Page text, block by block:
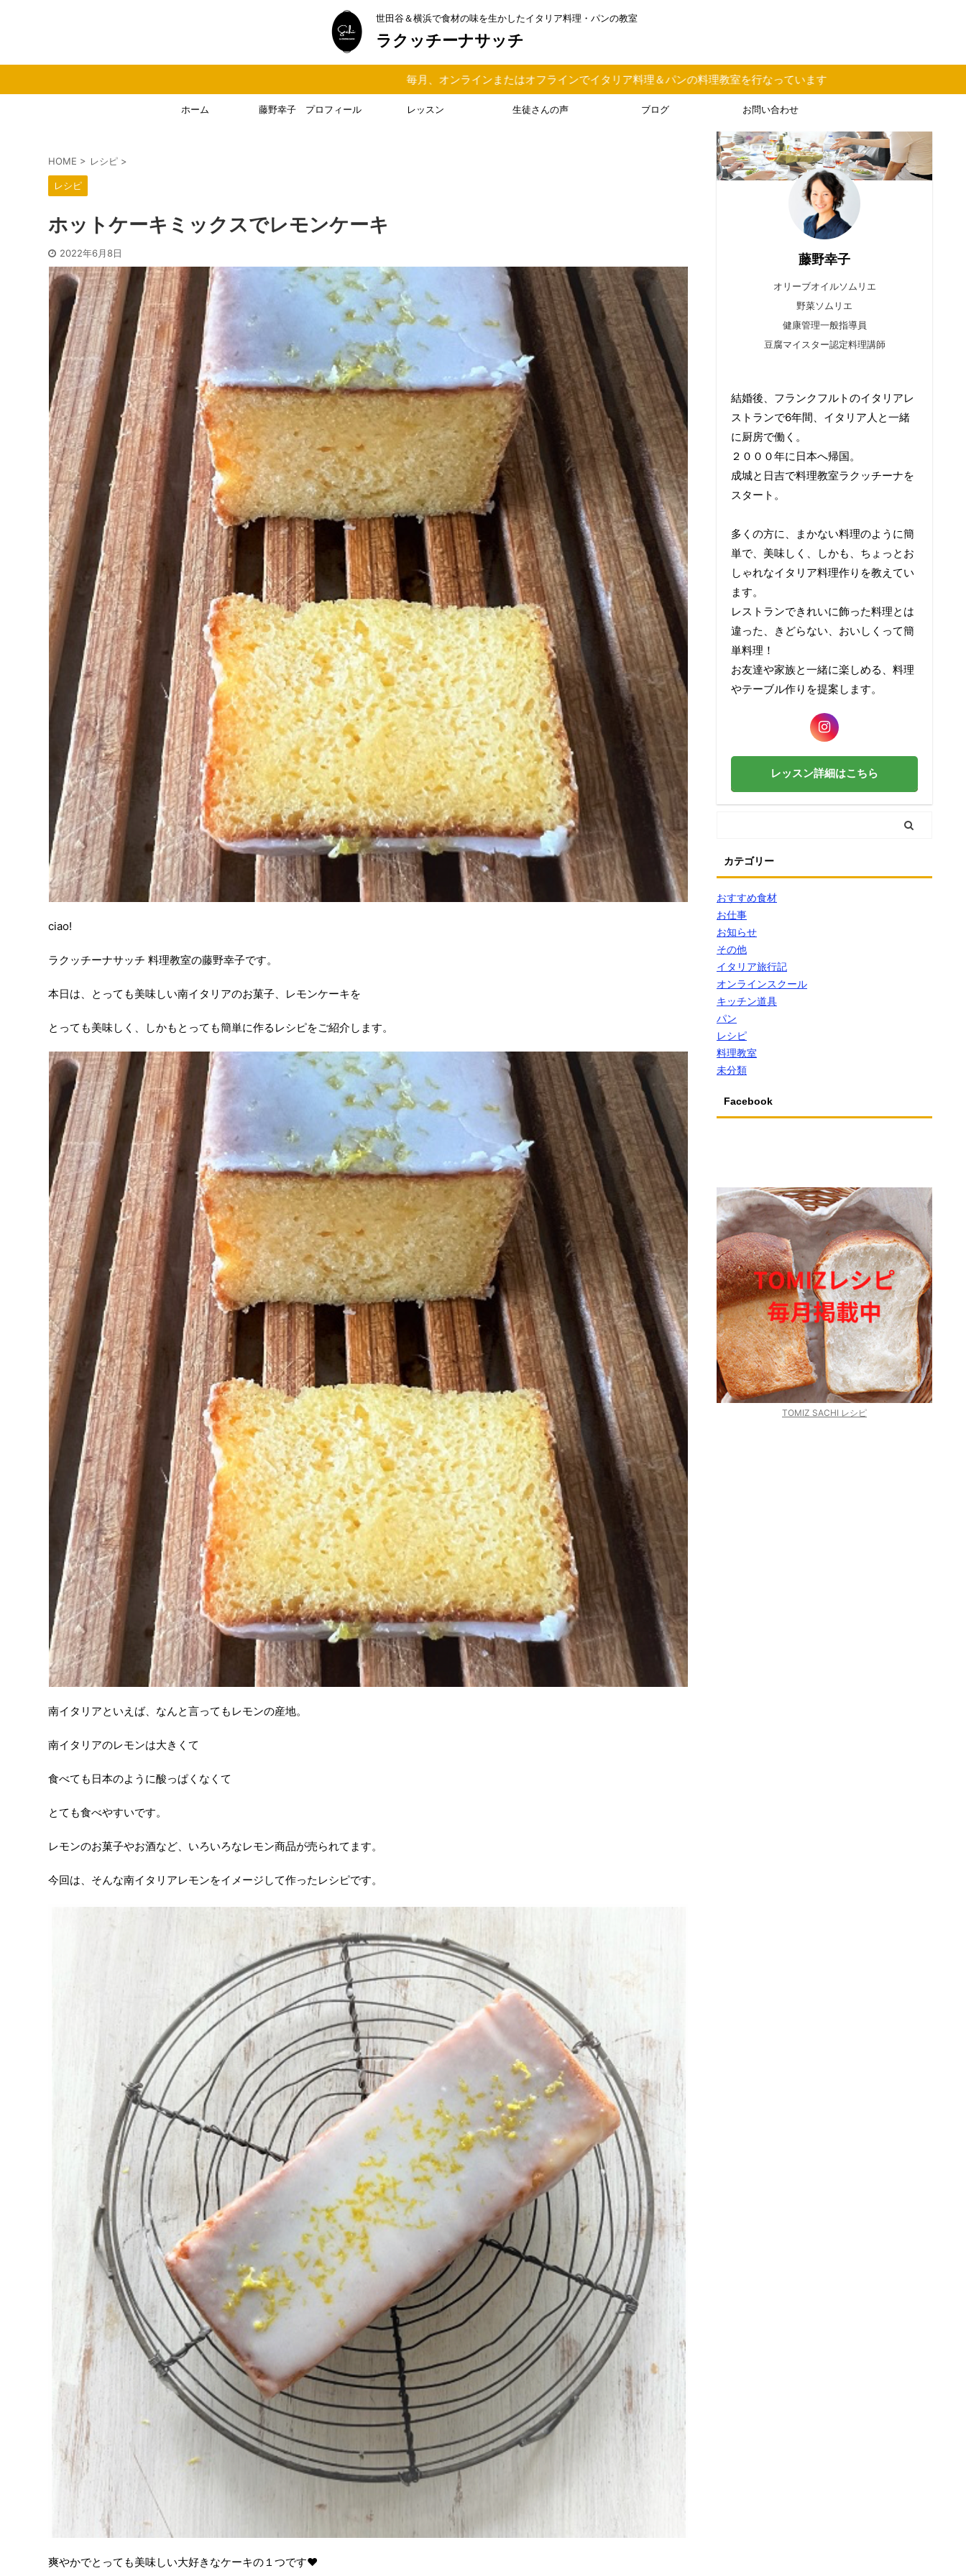
世田谷＆横浜で食材の味を生かしたイタリア料理・パンの教室
ラクッチーナサッチ
毎月、オンラインまたはオフラインでイタリア料理＆パンの料理教室を行なっています
ホーム 藤野幸子 プロフィール レッスン 生徒さんの声 ブログ お問い合わせ
HOME > レシピ >
レシピ
ホットケーキミックスでレモンケーキ
2022年6月8日
ciao!
ラクッチーナサッチ 料理教室の藤野幸子です。
本日は、とっても美味しい南イタリアのお菓子、レモンケーキを
とっても美味しく、しかもとっても簡単に作るレシピをご紹介します。
南イタリアといえば、なんと言ってもレモンの産地。
南イタリアのレモンは大きくて
食べても日本のように酸っぱくなくて
とても食べやすいです。
レモンのお菓子やお酒など、いろいろなレモン商品が売られてます。
今回は、そんな南イタリアレモンをイメージして作ったレシピです。
爽やかでとっても美味しい大好きなケーキの１つです❤️
藤野幸子
オリーブオイルソムリエ
野菜ソムリエ
健康管理一般指導員
豆腐マイスター認定料理講師
結婚後、フランクフルトのイタリアレ
ストランで6年間、イタリア人と一緒
に厨房で働く。
２０００年に日本へ帰国。
成城と日吉で料理教室ラクッチーナを
スタート。
多くの方に、まかない料理のように簡
単で、美味しく、しかも、ちょっとお
しゃれなイタリア料理作りを教えてい
ます。
レストランできれいに飾った料理とは
違った、きどらない、おいしくって簡
単料理！
お友達や家族と一緒に楽しめる、料理
やテーブル作りを提案します。
レッスン詳細はこちら
カテゴリー
おすすめ食材
お仕事
お知らせ
その他
イタリア旅行記
オンラインスクール
キッチン道具
パン
レシピ
料理教室
未分類
Facebook
TOMIZ SACHI レシピ